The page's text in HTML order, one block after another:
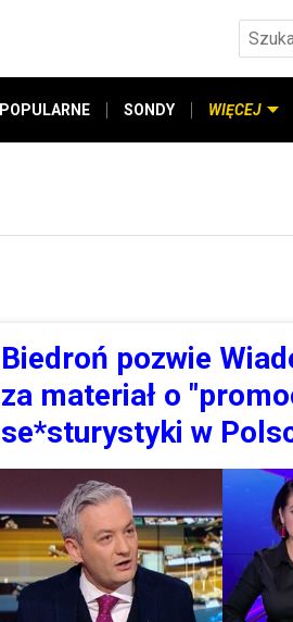
POPULARNE SONDY WIĘCEJ
Biedroń pozwie
za materiał o
se*sturystyki w